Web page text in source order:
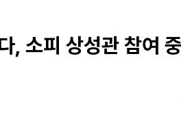
, 소피 상성관 참여